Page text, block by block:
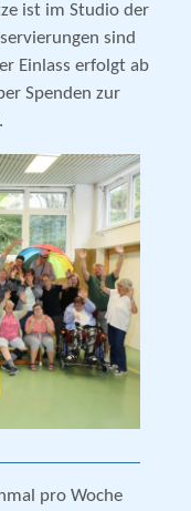
ist im Studio der
sind
Einlass erfolgt ab
Spenden zur
pro Woche